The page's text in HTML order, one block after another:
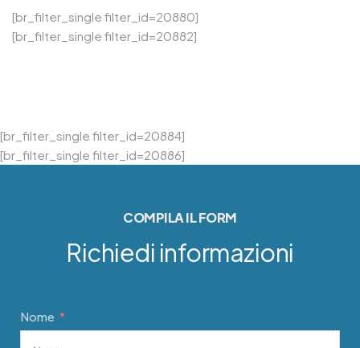
[br_filter_single filter_id=20880]
[br_filter_single filter_id=20882]
[br_filter_single filter_id=20884]
[br_filter_single filter_id=20886]
Richiedi informazioni
COMPILA IL FORM
Nome